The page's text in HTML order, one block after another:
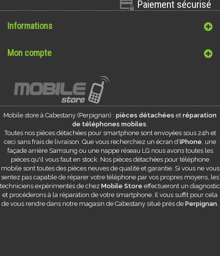
Paiement sécurisé
Informations
Mon compte
Mobile store à Cabestany (Perpignan) : pièces détachées et réparation
de téléphones mobiles.
Toutes nos pièces détachées pour smartphone sont envoyées sous 24h et
ceci sans frais de livraison. Que vous recherchiez un écran d'iPhone, une
façade arrière Samsung ou une nappe réseau LG nous avons toutes les
pièces qu'il vous faut en stock. Nos pièces détachées pour téléphone
mobile sont toutes des pièces neuves de qualité et garantie. Si vous ne vous
sentez pas capable de réparer votre téléphone par vos propres moyens, les
techniciens expérimentés de chez Mobile Store effectueront un diagnostic
et procéderons à la réparation de votre smartphone. Il vous suffit pour cela
de vous rendre dans notre magasin de Cabestany situé près de Perpignan.